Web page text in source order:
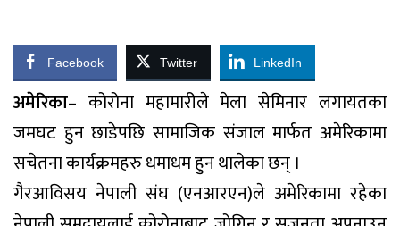
Facebook Twitter LinkedIn
अमेरिका– कोरोना महामारीले मेला सेमिनार लगायतका
जमघट हुन छाडेपछि सामाजिक संजाल मार्फत अमेरिकामा
सचेतना कार्यक्रमहरु धमाधम हुन थालेका छन् ।
गैरआविसय नेपाली संघ (एनआरएन)ले अमेरिकामा रहेका